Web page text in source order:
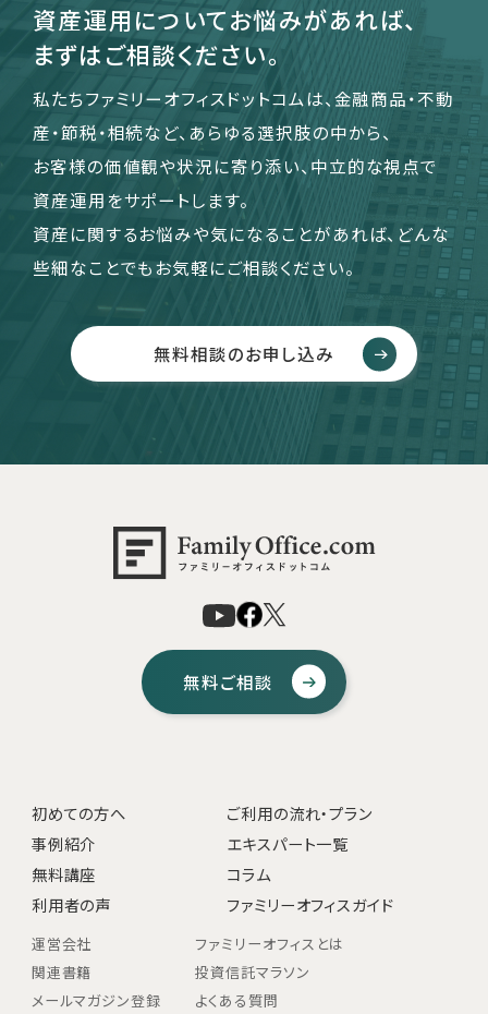
資産運用についてお悩みがあれば、
まずはご相談ください。
私たちファミリーオフィスドットコムは、金融商品・不動
産・節税・相続など、あらゆる選択肢の中から、
お客様の価値観や状況に寄り添い、中立的な視点で
資産運用をサポートします。
資産に関するお悩みや気になることがあれば、どんな
些細なことでもお気軽にご相談ください。
無料相談のお申し込み
無料ご相談
初めての方へ
ご利用の流れ・プラン
事例紹介
エキスパート一覧
無料講座
コラム
利用者の声
ファミリーオフィスガイド
運営会社
ファミリーオフィスとは
関連書籍
投資信託マラソン
メールマガジン登録
よくある質問